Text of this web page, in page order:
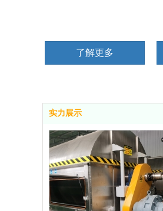
实力展示
了解更多